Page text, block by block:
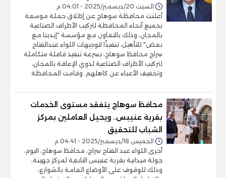
السبت 20/ديسمبر/2025 - 04:01 م
أعلنت محافظة سوهاج عن إطلاق حملة موسعة
بجميع أنحاء المحافظة لتركيب الأطراف الصناعية
بالمجان، وذلك بالتعاون مع مؤسسة "إيدينا مع
بعض" للتأهيل، تنفيذًا لتوجيهات اللواء عبدالفتاح
سراج محافظ سوهاج، بسرعة تنفيذ قافلة متكاملة
لتركيب الأطراف الصناعية لذوي الإعاقة بالمجان،
وتخفيف الأعباء عن كاهلهم. وقامت المحافظة
محافظ سوهاج يتفقد مستوى الخدمات
بقرية عنيبس.. ويحيل العاملين بمركز
الشباب للتحقيق
الخميس 18/ديسمبر/2025 - 04:41 م
أجرى اللواء عبد الفتاح سراج، محافظ سوهاج، اليوم،
جولة ميدانية بقرية عنيبس التابعة لمركز جهينة،
وذلك للوقوف على الأوضاع العامة بالشوارع،